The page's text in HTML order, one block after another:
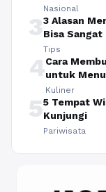
Nasional
33 Alasan
Bisa
Tips
4Cara
untuk
Kuliner
55 Tempat
Kunjungi
Pariwisata